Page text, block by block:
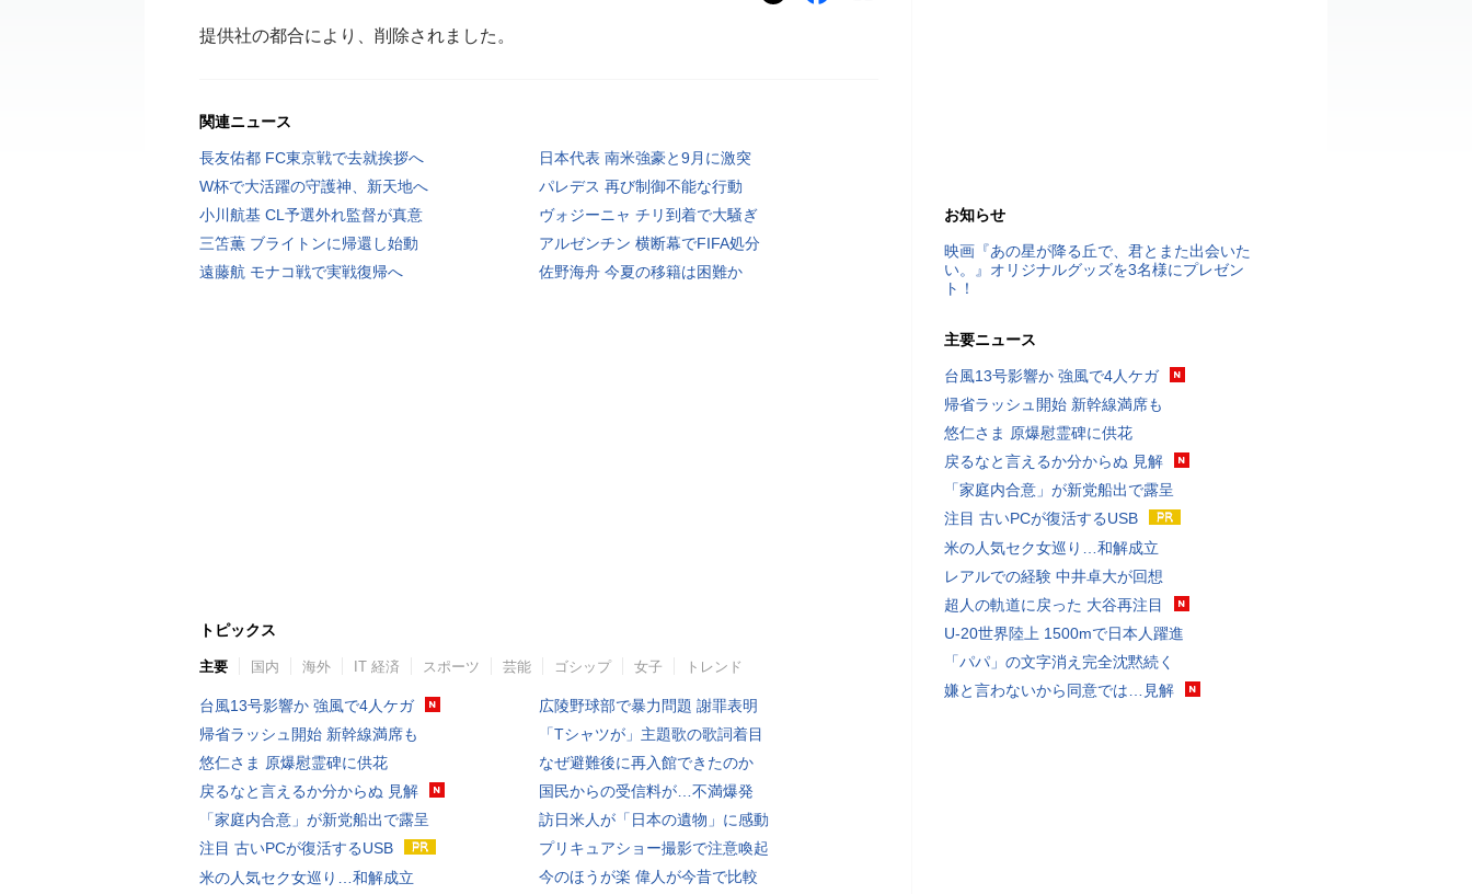
提供社の都合により、削除されました。
関連ニュース
長友佑都 FC東京戦で去就挨拶へ
日本代表 南米強豪と9月に激突
W杯で大活躍の守護神、新天地へ
パレデス 再び制御不能な行動
小川航基 CL予選外れ監督が真意
ヴォジーニャ チリ到着で大騒ぎ
三笘薫 ブライトンに帰還し始動
アルゼンチン 横断幕でFIFA処分
遠藤航 モナコ戦で実戦復帰へ
佐野海舟 今夏の移籍は困難か
トピックス
主要 国内 海外 IT 経済 スポーツ 芸能 ゴシップ 女子 トレンド
台風13号影響か 強風で4人ケガ
帰省ラッシュ開始 新幹線満席も
悠仁さま 原爆慰霊碑に供花
戻るなと言えるか分からぬ 見解
「家庭内合意」が新党船出で露呈
注目 古いPCが復活するUSB
米の人気セク女巡り…和解成立
広陵野球部で暴力問題 謝罪表明
「Tシャツが」主題歌の歌詞着目
なぜ避難後に再入館できたのか
国民からの受信料が…不満爆発
訪日米人が「日本の遺物」に感動
プリキュアショー撮影で注意喚起
今のほうが楽 偉人が今昔で比較
お知らせ
映画『あの星が降る丘で、君とまた出会いた
い。』オリジナルグッズを3名様にプレゼン
ト！
主要ニュース
台風13号影響か 強風で4人ケガ
帰省ラッシュ開始 新幹線満席も
悠仁さま 原爆慰霊碑に供花
戻るなと言えるか分からぬ 見解
「家庭内合意」が新党船出で露呈
注目 古いPCが復活するUSB
米の人気セク女巡り…和解成立
レアルでの経験 中井卓大が回想
超人の軌道に戻った 大谷再注目
U-20世界陸上 1500mで日本人躍進
「パパ」の文字消え完全沈黙続く
嫌と言わないから同意では…見解